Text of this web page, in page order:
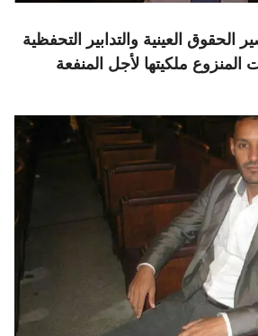
العينية والتدابير التحفظية
المنزوع ملكيتها لأجل المنفعة